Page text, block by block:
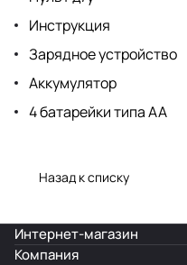
Инструкция
Зарядное устройство
Аккумулятор
4 батарейки типа АА
Назад к списку
Интернет-магазин
Компания